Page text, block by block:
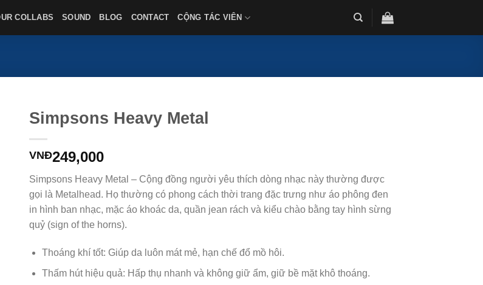
COLLABS SOUND BLOG CONTACT CỘNG TÁC VIÊN
Simpsons Heavy Metal
VNĐ249,000
Simpsons Heavy Metal – Cộng đồng người yêu thích dòng nhạc này thường được
gọi là Metalhead. Họ thường có phong cách thời trang đặc trưng như áo phông đen
in hình ban nhạc, mặc áo khoác da, quần jean rách và kiểu chào bằng tay hình sừng
quỷ (sign of the horns).
Thoáng khí tốt: Giúp da luôn mát mẻ, hạn chế đổ mồ hôi.
Thấm hút hiệu quả: Hấp thụ nhanh và không giữ ẩm, giữ bề mặt khô thoáng.